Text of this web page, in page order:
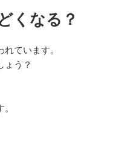
くなる？
ています。
ょう？